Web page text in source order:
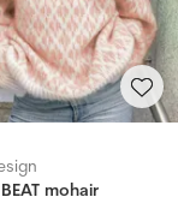
mohair